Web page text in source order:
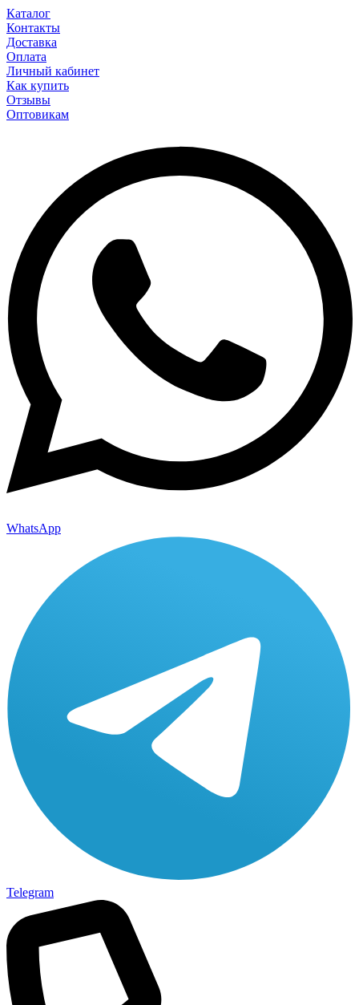
Каталог
Контакты
Доставка
Оплата
Личный кабинет
Как купить
Отзывы
Оптовикам
WhatsApp
Telegram